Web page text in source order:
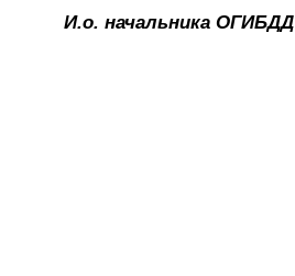
И.о. начальника